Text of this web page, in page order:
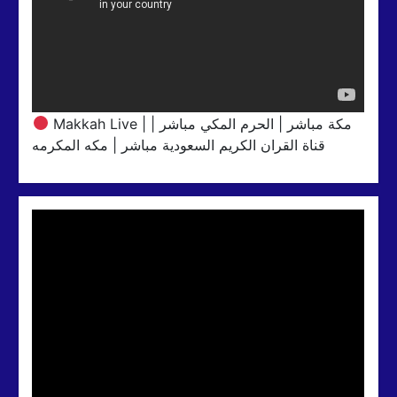
Makkah Live | مكة مباشر | الحرم المكي مباشر |
قناة القران الكريم السعودية مباشر | مكه المكرمه